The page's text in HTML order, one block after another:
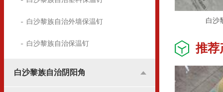
白沙黎族自治外墙保温钉
白沙黎族自治保温钉
白沙黎族自治阴阳角
白沙
推荐